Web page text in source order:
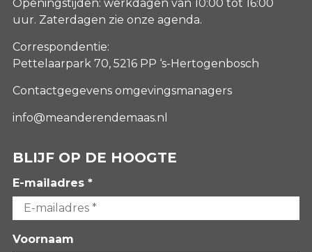
Openingstijden: werkdagen van 10:00 tot 16:00
uur. Zaterdagen zie onze agenda.
Correspondentie:
Pettelaarpark 70, 5216 PP ‘s-Hertogenbosch
Contactgegevens omgevingsmanagers
info@meanderendemaas.nl
BLIJF OP DE HOOGTE
E-mailadres *
Voornaam